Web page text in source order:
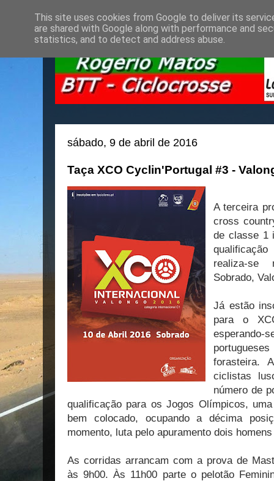
sábado, 9 de abril de 2016
Taça XCO Cyclin'Portugal #3 -
A terceira
cross
de classe 1
realiza-se
Sobrado,
Já estão
para o
esperando-
forasteira.
ciclistas
número de
qualificação para os Jogos Olímpicos,
bem colocado, ocupando a décima
momento, luta pelo apuramento dois
As corridas arrancam com a prova de
às 9h00. Às 11h00 parte o pelotão
This site uses cookies from Google to deliver its
are shared with Google along with performance and
statistics, and to detect and address abuse.